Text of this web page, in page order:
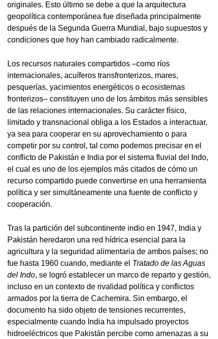
originales. Esto último se debe a que la arquitectura
geopolítica contemporánea fue diseñada principalmente
después de la Segunda Guerra Mundial, bajo supuestos y
condiciones que hoy han cambiado radicalmente.
Los recursos naturales compartidos –como ríos
internacionales, acuíferos transfronterizos, mares,
pesquerías, yacimientos energéticos o ecosistemas
fronterizos– constituyen uno de los ámbitos más sensibles
de las relaciones internacionales. Su carácter físico,
limitado y transnacional obliga a los Estados a interactuar,
ya sea para cooperar en su aprovechamiento o para
competir por su control, tal como podemos precisar en el
conflicto de Pakistán e India por el sistema fluvial del Indo,
el cual es uno de los ejemplos más citados de cómo un
recurso compartido puede convertirse en una herramienta
política y ser simultáneamente una fuente de conflicto y
cooperación.
Tras la partición del subcontinente indio en 1947, India y
Pakistán heredaron una red hídrica esencial para la
agricultura y la seguridad alimentaria de ambos países; no
fue hasta 1960 cuando, mediante el Tratado de las Aguas
del Indo, se logró establecer un marco de reparto y gestión,
incluso en un contexto de rivalidad política y conflictos
armados por la tierra de Cachemira. Sin embargo, el
documento ha sido objeto de tensiones recurrentes,
especialmente cuando India ha impulsado proyectos
hidroeléctricos que Pakistán percibe como amenazas a su